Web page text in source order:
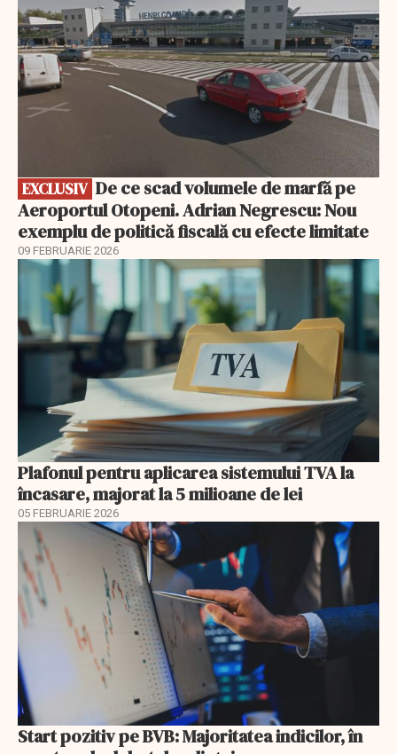
EXCLUSIV
Aeroportul Otopeni. Adrian Negrescu: Nou
exemplu de politică fiscală cu efecte limitate
09 FEBRUARIE 2026
Plafonul pentru aplicarea sistemului TVA la
încasare, majorat la 5 milioane de lei
05 FEBRUARIE 2026
Start pozitiv pe BVB: Majoritatea indicilor, în